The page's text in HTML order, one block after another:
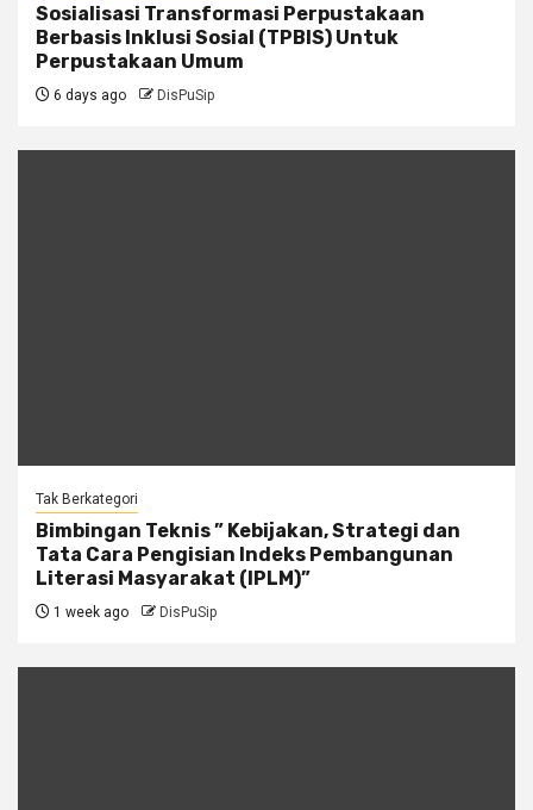
Sosialisasi Transformasi Perpustakaan
Berbasis Inklusi Sosial (TPBIS) Untuk
Perpustakaan Umum
6 days ago DisPuSip
Tak Berkategori
Bimbingan Teknis ” Kebijakan, Strategi dan
Tata Cara Pengisian Indeks Pembangunan
Literasi Masyarakat (IPLM)”
1 week ago DisPuSip